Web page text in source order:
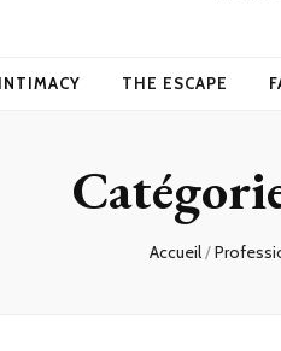
THE ESCAPE
Accueil/